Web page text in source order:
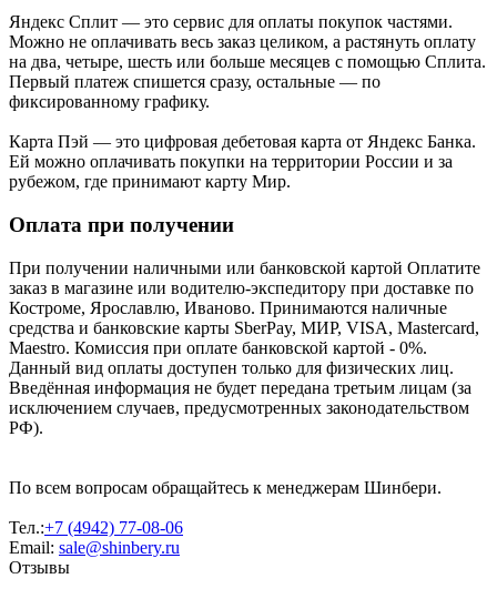
Яндекс Cплит — это сервис для оплаты покупок частями.
Можно не оплачивать весь заказ целиком, а растянуть оплату
на два, четыре, шесть или больше месяцев с помощью Сплита.
Первый платеж спишется сразу, остальные — по
фиксированному графику.
Карта Пэй — это цифровая дебетовая карта от Яндекс Банка.
Ей можно оплачивать покупки на территории России и за
рубежом, где принимают карту Мир.
Оплата при получении
При получении наличными или банковской картой Оплатите
заказ в магазине или водителю-экспедитору при доставке по
Костроме, Ярославлю, Иваново. Принимаются наличные
средства и банковские карты SberPay, МИР, VISA, Mastercard,
Maestro. Комиссия при оплате банковской картой - 0%.
Данный вид оплаты доступен только для физических лиц.
Введённая информация не будет передана третьим лицам (за
исключением случаев, предусмотренных законодательством
РФ).
По всем вопросам обращайтесь к менеджерам Шинбери.
Тел.:+7 (4942) 77-08-06
Email: sale@shinbery.ru
Отзывы